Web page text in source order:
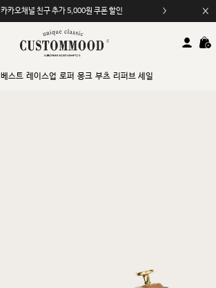
카카오채널 친구 추가 5,000원 쿠폰 할인
베스트 레이스업 로퍼 몽크 부츠 리퍼브 세일